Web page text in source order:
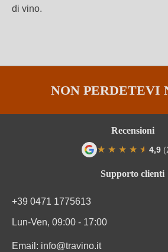
di vino.
NON PERDETEVI
Supporto clienti
+39 0471 1775613
Lun-Ven, 09:00 - 17:00
Email: info@travino.it
Recensioni
★ ★ ★ ★ ★
★ 4,9